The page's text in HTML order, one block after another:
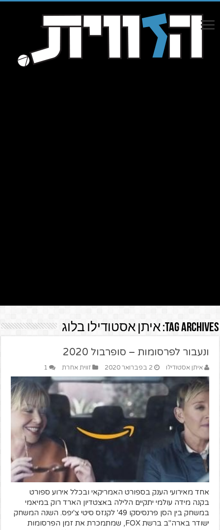
Tag Archives: איתן אסטודילו בלוג
ונעבור לפרסומות – סופרבול 2020
איתן אסטודילו 2 בפברואר 2020 זווית אחרת 1
אחד מאירועי הענק בספורט האמריקאי ובכלל אירוע ספורט
בקנה מידה עולמי יתקיים הלילה באצטדיון הארד רוק במיאמי
במשחק בין הסן פרנסיסקו 49' לקנזס סיטי צ'יפס. השנה המשחק
ישודר בארה"ב ברשת FOX, שמתמכרת את זמן הפרסומות